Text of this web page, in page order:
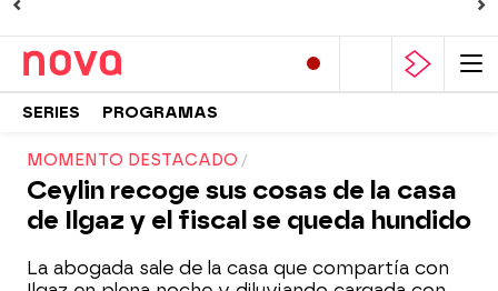
SERIES PROGRAMAS
MOMENTO DESTACADO
Ceylin recoge sus cosas de la casa
de Ilgaz y el fiscal se queda hundido
La abogada sale de la casa que compartía con